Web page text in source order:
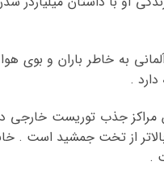
به خاطر باران و بوی هوا
.
از بزرگترین مراکز جذب
بالاتر از تخت جمشید است .